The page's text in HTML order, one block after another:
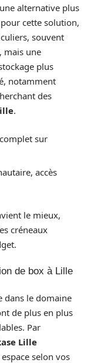
alternative plus
cette solution,
souvent
mais une
plus
notamment
des
.
sur
accès
le mieux,
créneaux
de box à Lille
dans le domaine
de plus en plus
Par
Lille
selon vos